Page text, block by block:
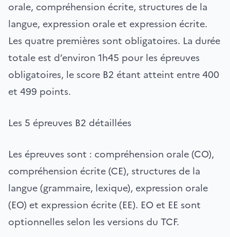
orale, compréhension écrite, structures de la
langue, expression orale et expression écrite.
Les quatre premières sont obligatoires. La durée
totale est d’environ 1h45 pour les épreuves
obligatoires, le score B2 étant atteint entre 400
et 499 points.
Les 5 épreuves B2 détaillées
Les épreuves sont : compréhension orale (CO),
compréhension écrite (CE), structures de la
langue (grammaire, lexique), expression orale
(EO) et expression écrite (EE). EO et EE sont
optionnelles selon les versions du TCF.